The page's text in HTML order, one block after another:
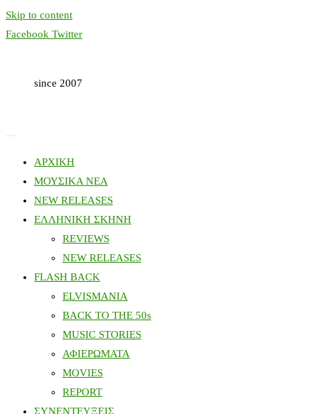
Skip to content
Facebook Twitter
since 2007
ΑΡΧΙΚΗ
ΜΟΥΣΙΚΑ ΝΕΑ
NEW RELEASES
ΕΛΛΗΝΙΚΗ ΣΚΗΝΗ
REVIEWS
NEW RELEASES
FLASH BACK
ELVISMANIA
BACK TO THE 50s
MUSIC STORIES
ΑΦΙΕΡΩΜΑΤΑ
MOVIES
REPORT
ΣΥΝΕΝΤΕΥΞΕΙΣ